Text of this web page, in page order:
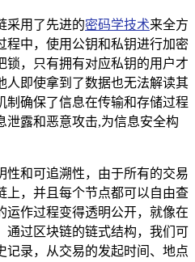
采用了先进的密码学技术来全方
程中，使用公钥和私钥进行加密
锁，只有拥有对应私钥的用户才
人即使拿到了数据也无法解读其
制确保了信息在传输和存储过程
泄露和恶意攻击,为信息安全构
性和可追溯性，由于所有的交易
上，并且每个节点都可以自由查
运作过程变得透明公开，就像在
通过区块链的链式结构，我们可
记录，从交易的发起时间、地点